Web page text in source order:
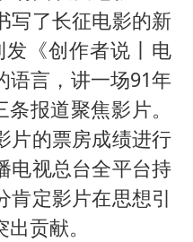
写了长征电影的新
《创作者说丨电
语言，讲一场91年
报道聚焦影片。
片的票房成绩进行
电视总台全平台持
肯定影片在思想引
贡献。